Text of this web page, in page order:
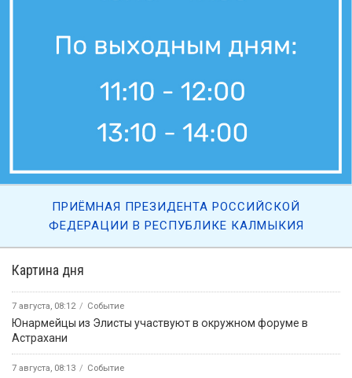
Картина дня
7 августа, 08:12 Событие
Юнармейцы из Элисты участвуют в окружном форуме в
Астрахани
7 августа, 08:13 Событие
ПРИЁМНАЯ ПРЕЗИДЕНТА РОССИЙСКОЙ
ФЕДЕРАЦИИ В РЕСПУБЛИКЕ КАЛМЫКИЯ